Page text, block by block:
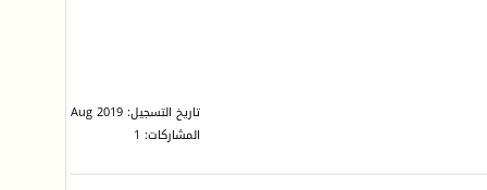
تاريخ التسجيل: Aug 2019
المشاركات: 1